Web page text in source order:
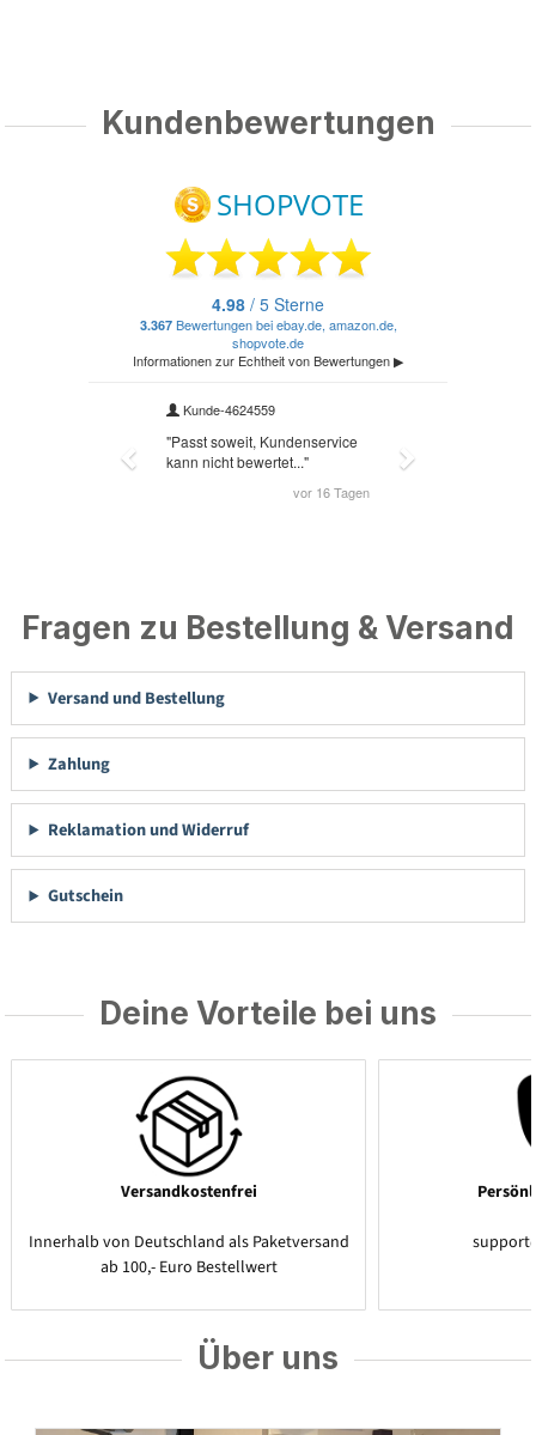
Kundenbewertungen
Fragen zu Bestellung & Versand
Versand und Bestellung
Zahlung
Reklamation und Widerruf
Gutschein
Deine Vorteile bei uns
Versandkostenfrei
Innerhalb von Deutschland als Paketversand
ab 100,- Euro Bestellwert
Über uns